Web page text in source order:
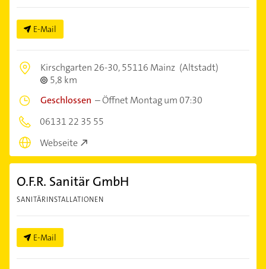
E-Mail
Kirschgarten 26-30,55116 Mainz (Altstadt)
5,8 km
Geschlossen –Öffnet Montag um 07:30
06131 22 35 55
Webseite
O.F.R. Sanitär GmbH
SANITÄRINSTALLATIONEN
E-Mail